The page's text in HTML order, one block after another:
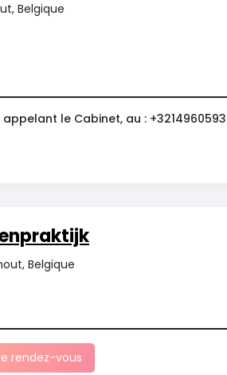
Belgique
le Cabinet, au : +3214960593
Belgique
rendez-vous